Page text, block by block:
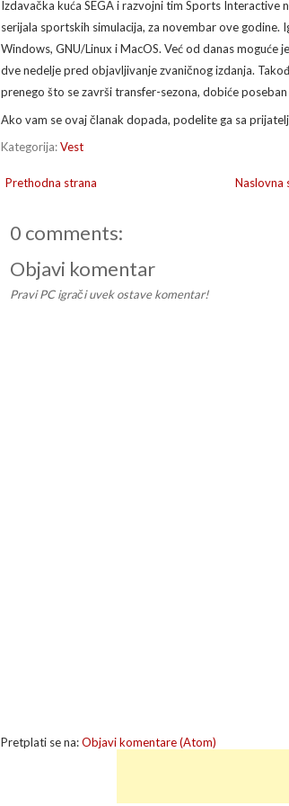
Izdavačka kuća SEGA i razvojni tim Sports
serijala sportskih simulacija, za novembar ove
Windows, GNU/Linux i MacOS. Već od danas
dve nedelje pred objavljivanje zvaničnog izdanja.
prenego što se završi transfer-sezona, dobiće
Ako vam se ovaj članak dopada, podelite ga sa
Kategorija:Vest
Prethodna strana Naslovna
0 comments:
Objavi komentar
Pravi PC igrači uvek ostave komentar!
Pretplati se na:Objavi komentare (Atom)